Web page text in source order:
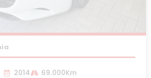
2014
69.000Km